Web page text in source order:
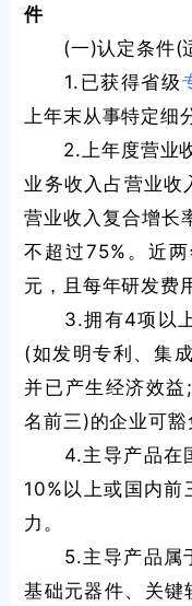
件
(一)认定条件(适
1.已获得省级
上年末从事特定细
2.上年度营业收
业务收入占营业收
营业收入复合增长
不超过75%。近
元，且每年研发费
3.拥有4项以上
(如发明专利、集
并已产生经济效
名前三)的企业可豁
4.主导产品在国
10%以上或国内前
力。
5.主导产品属于
基础元器件、关键